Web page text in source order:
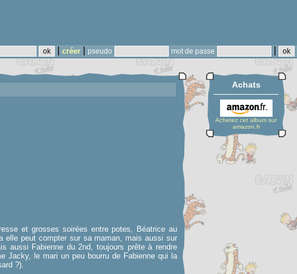
créer pseudo mot de passe
et grosses soirées entre potes, Béatrice au
elle peut compter sur sa maman, mais aussi sur
aussi Fabienne du 2nd, toujours prête à rendre
Jacky, le mari un peu bourru de Fabienne qui la
?).
Achats
Achetez cet album sur
amazon.fr